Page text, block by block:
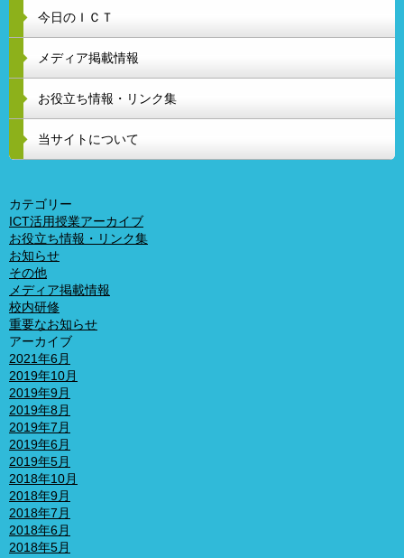
今日のＩＣＴ
メディア掲載情報
お役立ち情報・リンク集
当サイトについて
カテゴリー
ICT活用授業アーカイブ
お役立ち情報・リンク集
お知らせ
その他
メディア掲載情報
校内研修
重要なお知らせ
アーカイブ
2021年6月
2019年10月
2019年9月
2019年8月
2019年7月
2019年6月
2019年5月
2018年10月
2018年9月
2018年7月
2018年6月
2018年5月